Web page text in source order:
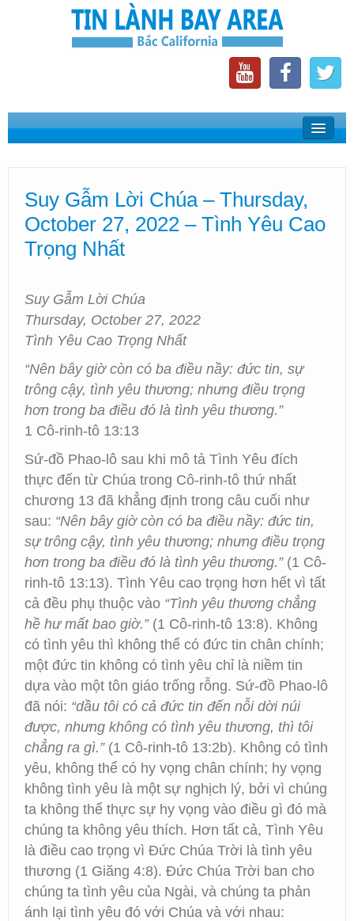
Home
Phát Thanh Tin Lành Bay Area
Các Hội Thánh Bắc California
Suy Gẫm Lời Chúa – Thursday,
October 27, 2022 – Tình Yêu Cao
Trọng Nhất
Suy Gẫm Lời Chúa
Thursday, October 27, 2022
Tình Yêu Cao Trọng Nhất
“Nên bây giờ còn có ba điều nầy: đức tin, sự
trông cậy, tình yêu thương; nhưng điều trọng
hơn trong ba điều đó là tình yêu thương.”
1 Cô-rinh-tô 13:13
Sứ-đồ Phao-lô sau khi mô tả Tình Yêu đích
thực đến từ Chúa trong Cô-rinh-tô thứ nhất
chương 13 đã khẳng định trong câu cuối như
sau: “Nên bây giờ còn có ba điều nầy: đức tin,
sự trông cậy, tình yêu thương; nhưng điều trọng
hơn trong ba điều đó là tình yêu thương.”(1 Cô-
rinh-tô 13:13). Tình Yêu cao trọng hơn hết vì tất
cả đều phụ thuộc vào “Tình yêu thương chẳng
hề hư mất bao giờ.”(1 Cô-rinh-tô 13:8). Không
có tình yêu thì không thể có đức tin chân chính;
một đức tin không có tình yêu chỉ là niềm tin
dựa vào một tôn giáo trống rỗng. Sứ-đồ Phao-lô
đã nói: “dầu tôi có cả đức tin đến nỗi dời núi
được, nhưng không có tình yêu thương, thì tôi
chẳng ra gì.”(1 Cô-rinh-tô 13:2b). Không có tình
yêu, không thể có hy vọng chân chính; hy vọng
không tình yêu là một sự nghịch lý, bởi vì chúng
ta không thể thực sự hy vọng vào điều gì đó mà
chúng ta không yêu thích. Hơn tất cả, Tình Yêu
là điều cao trọng vì Đức Chúa Trời là tình yêu
thương (1 Giăng 4:8). Đức Chúa Trời ban cho
chúng ta tình yêu của Ngài, và chúng ta phản
ánh lại tình yêu đó với Chúa và với nhau: